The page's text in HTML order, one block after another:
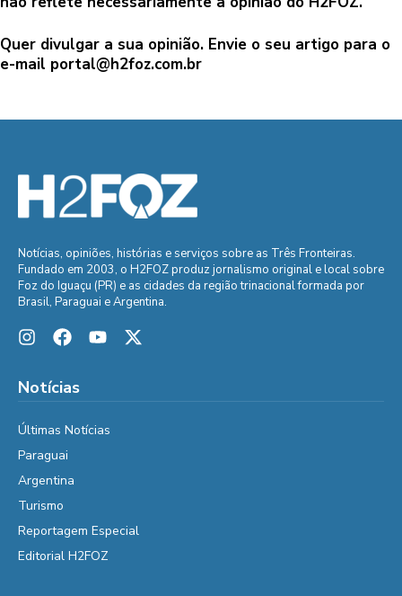
Quer divulgar a sua opinião. Envie o seu artigo para o
e-mail portal@h2foz.com.br
Notícias, opiniões, histórias e serviços sobre as Três Fronteiras.
Fundado em 2003, o H2FOZ produz jornalismo original e local sobre
Foz do Iguaçu (PR) e as cidades da região trinacional formada por
Brasil, Paraguai e Argentina.
Notícias
Últimas Notícias
Paraguai
Argentina
Turismo
Reportagem Especial
Editorial H2FOZ